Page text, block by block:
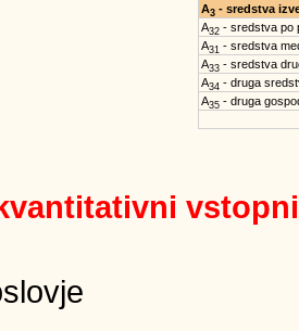
A3- sredstva
A32- sredstva po
A31 - sredstva
A33- sredstva
A34 - druga
A35- druga